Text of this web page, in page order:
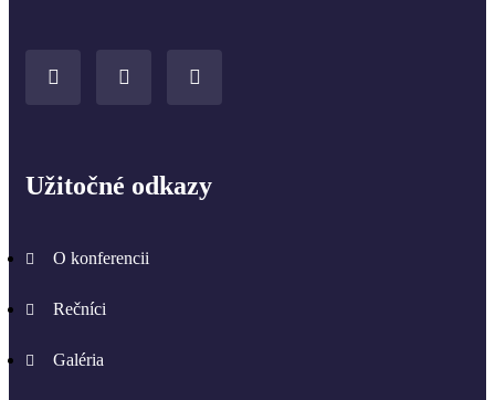
Užitočné odkazy
O konferencii
Rečníci
Galéria